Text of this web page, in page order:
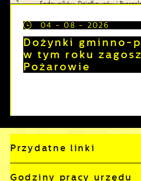
04 - 08 - 2026
Dożynki gminno-
w tym roku
Pożarowie
Przydatne linki
Godziny pracy urzędu